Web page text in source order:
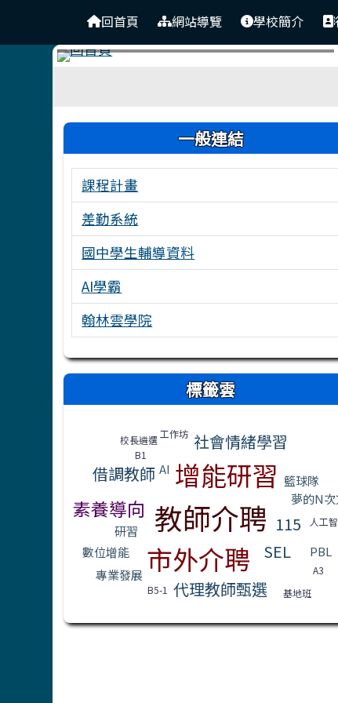
台南市東原國中
回首頁 網站導覽 學校簡介
左邊區域內容
一般連結
課程計畫
差勤系統
國中學生輔導資料
AI學霸
翰林雲學院
右邊區域內容
標籤雲
校長遴選 工作坊 社會情緒學習
借調教師
B1
AI 增能研習 籃球隊
素養導向 教師介聘
夢的N次
研習
115 人工
數位增能 市外介聘 SEL
PBL
專業發展
A3
B5-1 代理教師甄選 基地班
頁尾區域